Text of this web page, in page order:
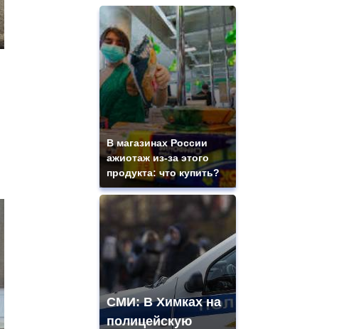
В магазинах России
ажиотаж из-за этого
продукта: что купить?
СМИ: В Химках на
полицейскую